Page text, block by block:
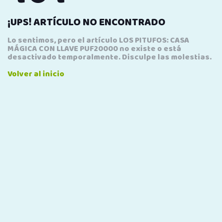
¡UPS! ARTÍCULO NO ENCONTRADO
Lo sentimos, pero el artículo LOS PITUFOS: CASA
MÁGICA CON LLAVE PUF20000 no existe o está
desactivado temporalmente. Disculpe las molestias.
Volver al inicio